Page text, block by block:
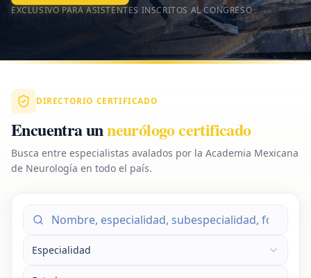
EXCLUSIVO PARA ASISTENTES INSCRITOS AL CONGRESO
DIRECTORIO CERTIFICADO
Encuentra unneurólogo certificado
Busca entre especialistas avalados por la Academia Mexicana
de Neurología en todo el país.
Especialidad